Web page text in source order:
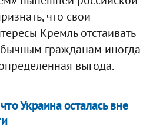
что свои
Кремль отстаивать
гражданам иногда
выгода.
Украина осталась вне